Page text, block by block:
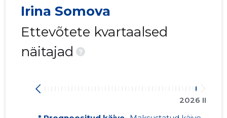
Irina Somova
Ettevõtete kvartaalsed
näitajad
?
2026 II